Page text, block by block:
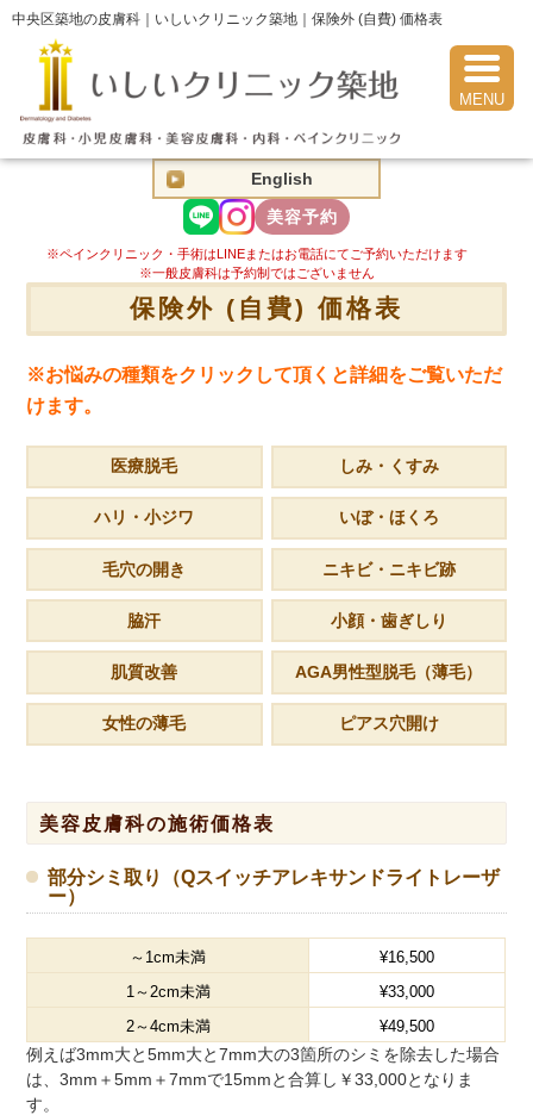
中央区築地の皮膚科｜いしいクリニック築地｜保険外 (自費) 価格表
English
美容予約
※ペインクリニック・手術はLINEまたはお電話にてご予約いただけます
※一般皮膚科は予約制ではございません
保険外 (自費) 価格表
※お悩みの種類をクリックして頂くと詳細をご覧いただ
けます。
医療脱毛 しみ・くすみ
ハリ・小ジワ いぼ・ほくろ
毛穴の開き ニキビ・ニキビ跡
脇汗 小顔・歯ぎしり
肌質改善 AGA男性型脱毛（薄毛）
女性の薄毛 ピアス穴開け
美容皮膚科の施術価格表
部分シミ取り（Qスイッチアレキサンドライトレーザ
ー）
～1cm未満
¥16,500
1～2cm未満
¥33,000
2～4cm未満
¥49,500
例えば3mm大と5mm大と7mm大の3箇所のシミを除去した場合
は、3mm＋5mm＋7mmで15mmと合算し￥33,000となりま
す。